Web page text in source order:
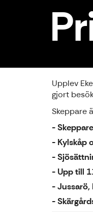
Upplev
gjort
Skeppare
-
- Kylskåp
-
- Upp till
- Jussarö,
-